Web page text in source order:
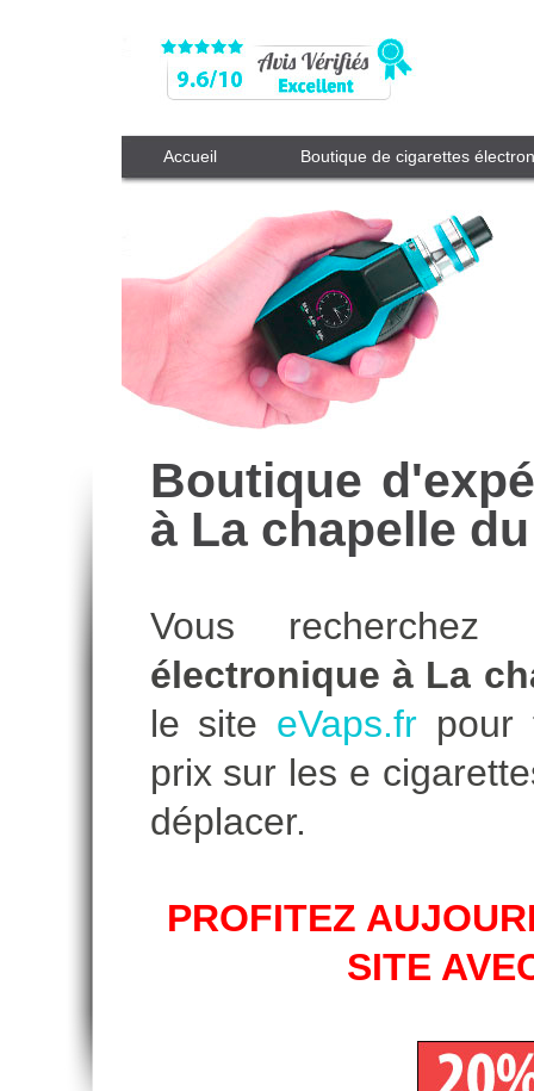
Accueil Boutique de cigarettes
Boutique
à La chapelle
Vous
électronique à La
le site eVaps.fr pour
prix sur les e
déplacer.
PROFITEZ
SITE